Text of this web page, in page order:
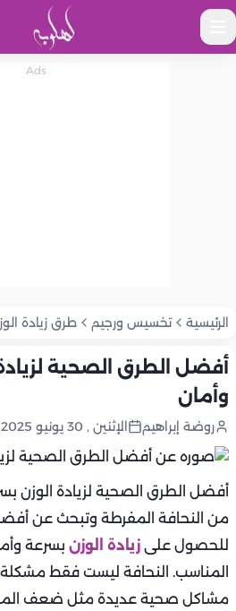
الرئيسية تخسيس ورجيم طرق زيادة
أفضل الطرق الصحية
وأمان
روضة إبراهيم الإثنين , 30 يونيو 2025 ,10:32 ص
أفضل الطرق الصحية لزيادة الوزن
من النحافة المفرطة وتبحث عن
للحصول على زيادة الوزن بسرعة
المناسب. النحافة ليست فقط
مشاكل صحية عديدة مثل ضعف